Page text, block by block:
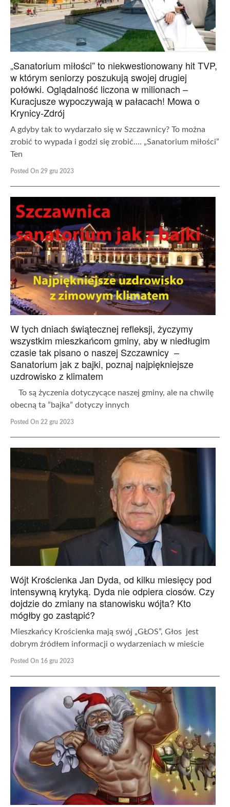
„Sanatorium miłości” to niekwestionowany hit TVP,
w którym seniorzy poszukują swojej drugiej
połówki. Oglądalność liczona w milionach –
Kuracjusze wypoczywają w pałacach! Mowa o
Krynicy-Zdrój
A gdyby tak to wydarzało się w Szczawnicy? To można
zrobić to wypada i godzi się zrobić…. „Sanatorium miłości”
Ten
Posted On 29 gru 2023
W tych dniach świątecznej refleksji, życzymy
wszystkim mieszkańcom gminy, aby w niedługim
czasie tak pisano o naszej Szczawnicy –
Sanatorium jak z bajki, poznaj najpiękniejsze
uzdrowisko z klimatem
To są życzenia dotyczycące naszej gminy, ale na chwilę
obecną ta ”bajka” dotyczy innych
Posted On 22 gru 2023
Wójt Krościenka Jan Dyda, od kilku miesięcy pod
intensywną krytyką. Dyda nie odpiera ciosów. Czy
dojdzie do zmiany na stanowisku wójta? Kto
mógłby go zastąpić?
Mieszkańcy Krościenka mają swój „GŁOS”, Głos jest
dobrym źródłem informacji o wydarzeniach w mieście
Posted On 16 gru 2023